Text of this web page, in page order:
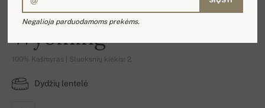
Wyoming
100% Kašmyras | Sluoksnių kiekis: 2
Dydžių lentelė
Negalioja parduodamoms prekėms.